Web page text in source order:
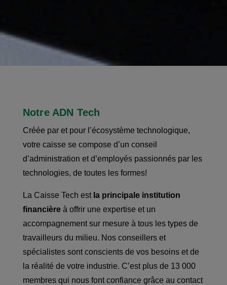
Notre ADN Tech
Créée par et pour l’écosystème technologique,
votre caisse se compose d’un conseil
d’administration et d’employés passionnés par les
technologies, de toutes les formes!
La Caisse Tech est la principale institution
financière à offrir une expertise et un
accompagnement sur mesure à tous les types de
travailleurs du milieu. Nos conseillers et
spécialistes sont conscients de vos besoins et de
la réalité de votre industrie. C’est plus de 13 000
membres qui nous font confiance grâce au contact